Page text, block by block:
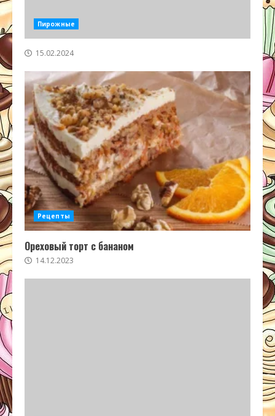
Пирожные
15.02.2024
Рецепты
Ореховый торт с бананом
14.12.2023